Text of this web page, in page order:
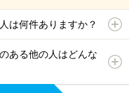
は何件ありますか？
ある他の人はどんな